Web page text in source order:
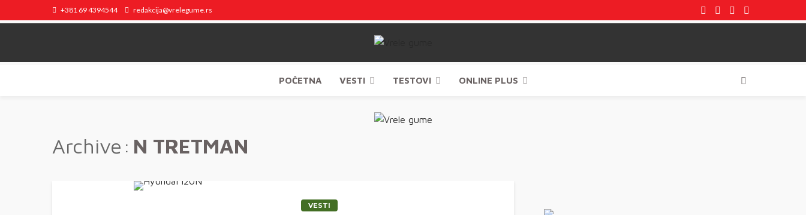
+381 69 4394544 redakcija@vrelegume.rs
POČETNA VESTI TESTOVI ONLINE PLUS
Archive N TRETMAN
VESTI